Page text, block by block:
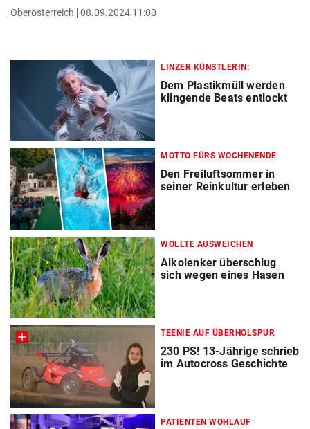
Oberösterreich 08.09.2024 11:00
LINZER KÜNSTLERIN:
Dem Plastikmüll werden
klingende Beats entlockt
MOTTO FÜRS WOCHENENDE
Den Freiluftsommer in
seiner Reinkultur erleben
WOLLTE AUSWEICHEN
Alkolenker überschlug
sich wegen eines Hasen
TEENIE AUF ÜBERHOLSPUR
230 PS! 13-Jährige schrieb
im Autocross Geschichte
PATIENTEN WOHLAUF